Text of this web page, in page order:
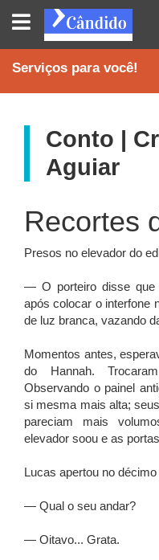
REVISTA
CÂNDIDO
Serviços para você!
Conto |
Aguiar
Recortes
Presos no elevador do
— O porteiro disse
após colocar o interfone
de luz branca, vazando
Momentos antes,
do Hannah.
Observando o painel
si mesma mais alta;
pareciam mais
elevador soou e as
Lucas apertou no
— Qual o seu andar?
— Oitavo... Grata.